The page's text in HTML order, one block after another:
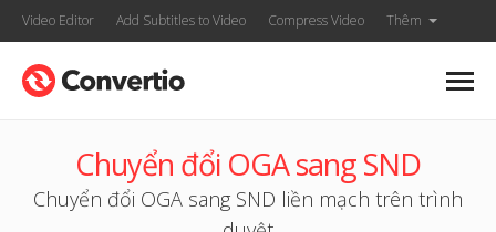
Video Editor Add Subtitles to Video Compress Video Thêm
Chuyển đổi OGA sang SND
Chuyển đổi OGA sang SND liền mạch trên trình